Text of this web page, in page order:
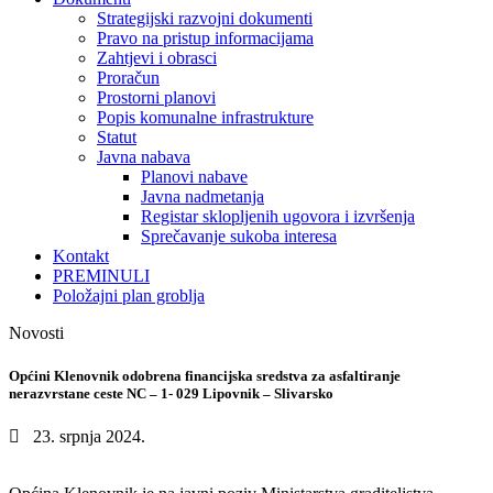
Strategijski razvojni dokumenti
Pravo na pristup informacijama
Zahtjevi i obrasci
Proračun
Prostorni planovi
Popis komunalne infrastrukture
Statut
Javna nabava
Planovi nabave
Javna nadmetanja
Registar sklopljenih ugovora i izvršenja
Sprečavanje sukoba interesa
Kontakt
PREMINULI
Položajni plan groblja
Novosti
Općini Klenovnik odobrena financijska sredstva za asfaltiranje
nerazvrstane ceste NC – 1- 029 Lipovnik – Slivarsko
23. srpnja 2024.